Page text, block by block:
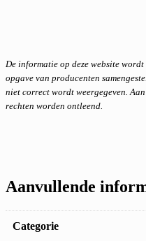
De informatie op deze website
opgave van producenten
niet correct wordt weergegeven.
rechten worden ontleend.
Aanvullende
Categorie